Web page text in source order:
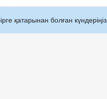
қатарынан болған күндеріңіз